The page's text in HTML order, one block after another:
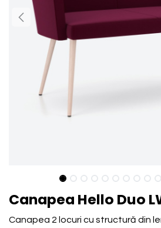
Canapea Hello Duo
Canapea 2 locuri cu structură din